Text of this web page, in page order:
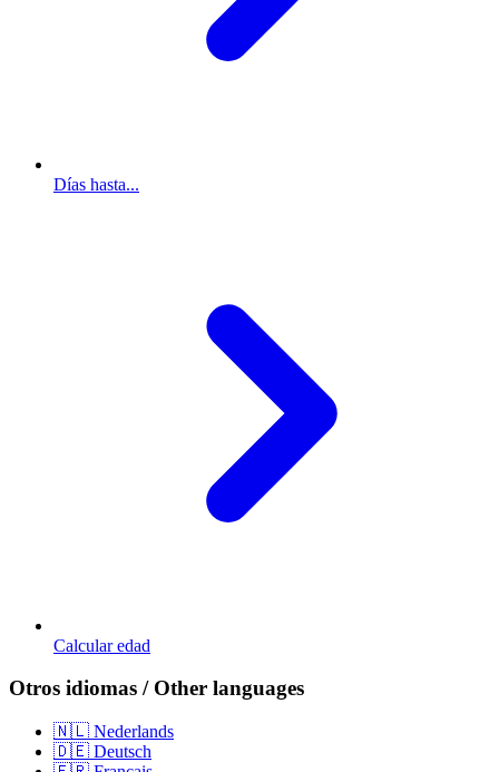
Días hasta...
Calcular edad
Otros idiomas / Other languages
🇳🇱 Nederlands
🇩🇪 Deutsch